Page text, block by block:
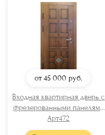
от 45 000 руб.
Входная квартирная дверь с
фрезерованными панелями
МДФ
Арт472